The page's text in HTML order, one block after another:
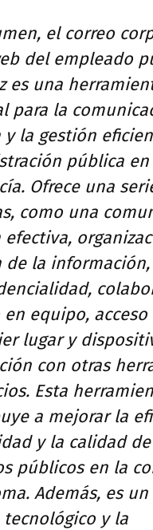
el correo
del empleado
es una
para la
y la gestión
pública en
Ofrece una
como una
de la
equipo, acceso
lugar y
con otras
Esta
a mejorar la
y la calidad
públicos en la
Además, es
tecnológico y la